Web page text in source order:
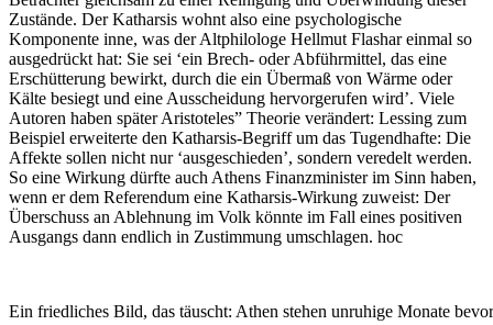
Zustände. Der Katharsis wohnt also eine psychologische
Komponente inne, was der Altphilologe Hellmut Flashar einmal so
ausgedrückt hat: Sie sei ‘ein Brech- oder Abführmittel, das eine
Erschütterung bewirkt, durch die ein Übermaß von Wärme oder
Kälte besiegt und eine Ausscheidung hervorgerufen wird’. Viele
Autoren haben später Aristoteles” Theorie verändert: Lessing zum
Beispiel erweiterte den Katharsis-Begriff um das Tugendhafte: Die
Affekte sollen nicht nur ‘ausgeschieden’, sondern veredelt werden.
So eine Wirkung dürfte auch Athens Finanzminister im Sinn haben,
wenn er dem Referendum eine Katharsis-Wirkung zuweist: Der
Überschuss an Ablehnung im Volk könnte im Fall eines positiven
Ausgangs dann endlich in Zustimmung umschlagen. hoc
Ein friedliches Bild, das täuscht: Athen stehen unruhige Monate